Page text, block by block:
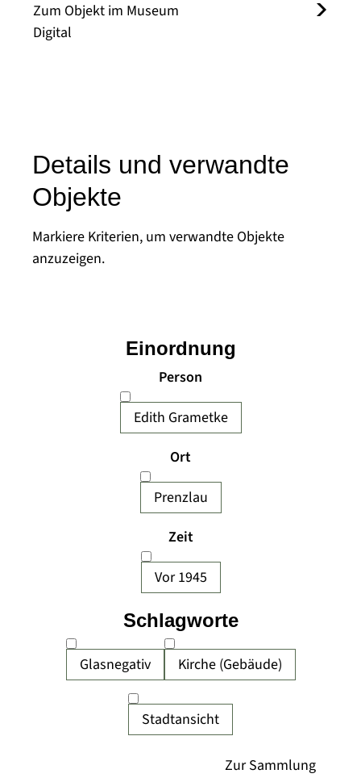
Zum Objekt im Museum
Digital
Details und verwandte
Objekte
Markiere Kriterien, um verwandte Objekte
anzuzeigen.
Person
Edith Grametke
Ort
Prenzlau
Zeit
Vor 1945
Glasnegativ Kirche (Gebäude)
Stadtansicht
Einordnung
Schlagworte